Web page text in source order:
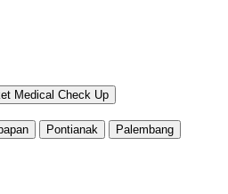
Medical Check Up
Pontianak Palembang